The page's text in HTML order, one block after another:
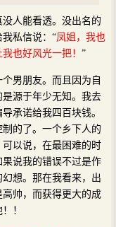
人能看透。没出名的
私信说：“凤姐，我也
也好风光一把！ ”
男朋友。而且因为自
源于年少无知。我去
承诺给我四百块钱。
的了。一个乡下人的
以说，在最困难的时
说我的错误不过是作
想。那在我看来，出
帅，而获得更大的成
！